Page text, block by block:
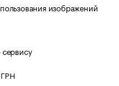
изображений